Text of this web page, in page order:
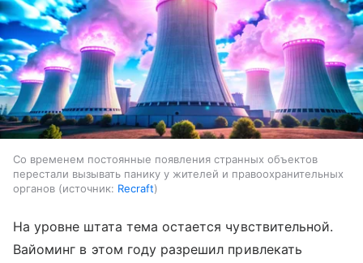
Со временем постоянные появления странных объектов
перестали вызывать панику у жителей и правоохранительных
органов
источник: Recraft
На уровне штата тема остается чувствительной.
Вайоминг в этом году разрешил привлекать